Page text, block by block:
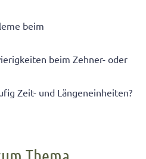
beim
beim Zehner- oder
Zeit- und Längeneinheiten?